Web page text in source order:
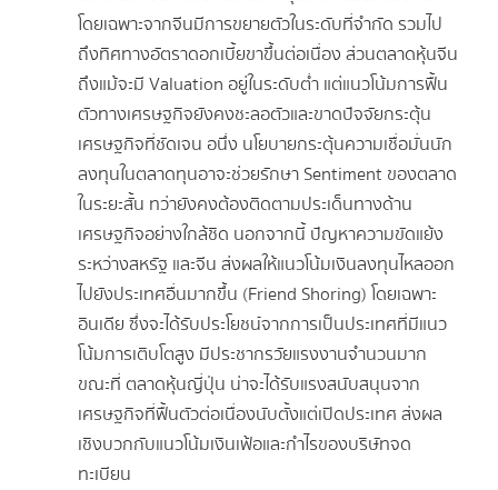
โดยเฉพาะจากจีนมีการขยายตัวในระดับที่จำกัด รวมไป
ถึงทิศทางอัตราดอกเบี้ยขาขึ้นต่อเนื่อง ส่วนตลาดหุ้นจีน
ถึงแม้จะมี Valuation อยู่ในระดับต่ำ แต่แนวโน้มการฟื้น
ตัวทางเศรษฐกิจยังคงชะลอตัวและขาดปัจจัยกระตุ้น
เศรษฐกิจที่ชัดเจน อนึ่ง นโยบายกระตุ้นความเชื่อมั่นนัก
ลงทุนในตลาดทุนอาจะช่วยรักษา Sentiment ของตลาด
ในระยะสั้น ทว่ายังคงต้องติดตามประเด็นทางด้าน
เศรษฐกิจอย่างใกล้ชิด นอกจากนี้ ปัญหาความขัดแย้ง
ระหว่างสหรัฐ และจีน ส่งผลให้แนวโน้มเงินลงทุนไหลออก
ไปยังประเทศอื่นมากขึ้น (Friend Shoring) โดยเฉพาะ
อินเดีย ซึ่งจะได้รับประโยชน์จากการเป็นประเทศที่มีแนว
โน้มการเติบโตสูง มีประชากรวัยแรงงานจำนวนมาก
ขณะที่ ตลาดหุ้นญี่ปุ่น น่าจะได้รับแรงสนับสนุนจาก
เศรษฐกิจที่ฟื้นตัวต่อเนื่องนับตั้งแต่เปิดประเทศ ส่งผล
เชิงบวกกับแนวโน้มเงินเฟ้อและกำไรของบริษัทจด
ทะเบียน